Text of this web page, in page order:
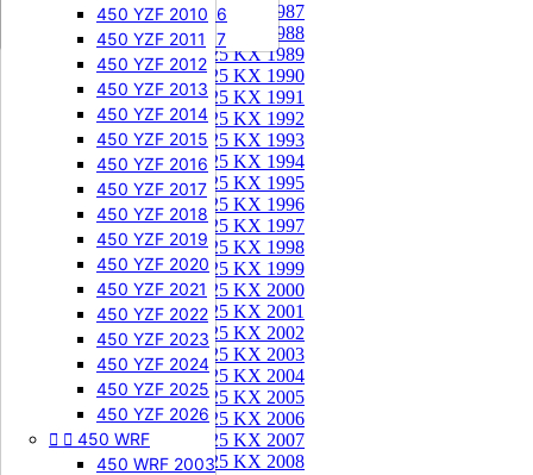
525 EXC-F 2006
525 EXC-F 2007
450 YZF 2010
450 YZF 2011
450 YZF 2012
450 YZF 2013
450 YZF 2014
450 YZF 2015
450 YZF 2016
450 YZF 2017
450 YZF 2018
450 YZF 2019
450 YZF 2020
450 YZF 2021
450 YZF 2022
450 YZF 2023
450 YZF 2024
450 YZF 2025
450 YZF 2026
  450 WRF
450 WRF 2003
125 KX 1987
125 KX 1988
125 KX 1989
125 KX 1990
125 KX 1991
125 KX 1992
125 KX 1993
125 KX 1994
125 KX 1995
125 KX 1996
125 KX 1997
125 KX 1998
125 KX 1999
125 KX 2000
125 KX 2001
125 KX 2002
125 KX 2003
125 KX 2004
125 KX 2005
125 KX 2006
125 KX 2007
125 KX 2008